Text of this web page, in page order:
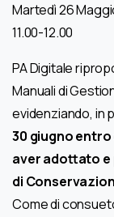
Martedì 26
11.00-12.00
PA Digitale
Manuali di
evidenziando, in
30 giugno entro
aver adottato e
di
Come di